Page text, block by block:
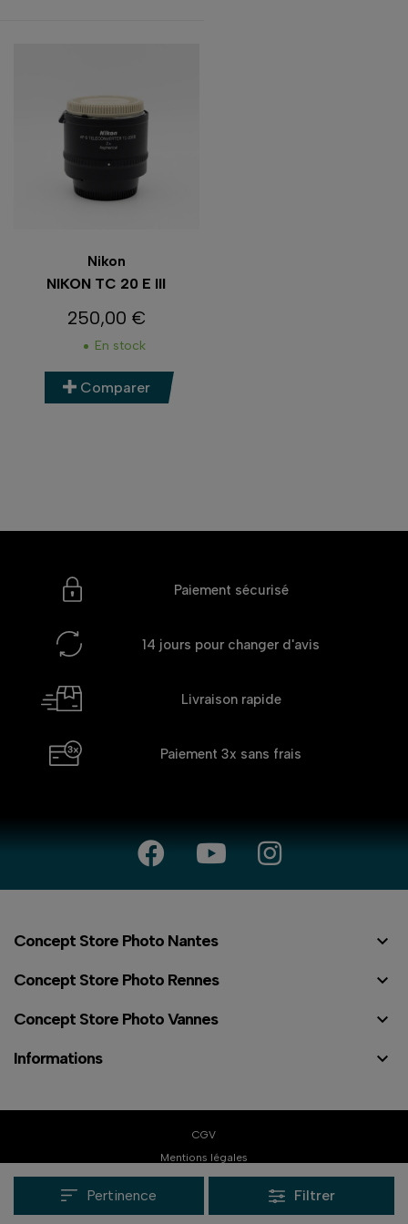
Pertinence Filtrer
Nikon
NIKON TC 20 E III
Prix
250,00 €
En stock
Comparer
Paiement sécurisé
14 jours pour changer d'avis
Livraison rapide
Paiement 3x sans frais
Concept Store Photo Nantes 
Concept Store Photo Rennes 
Concept Store Photo Vannes 
Informations 
CGV
Mentions légales
Politique de confidentialité
Réalisation Dream me up